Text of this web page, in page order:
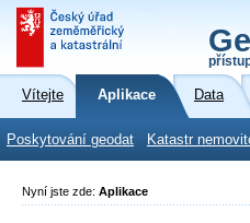
Vítejte Aplikace Data
Poskytování geodat Katastr
Nyní jste zde: Aplikace